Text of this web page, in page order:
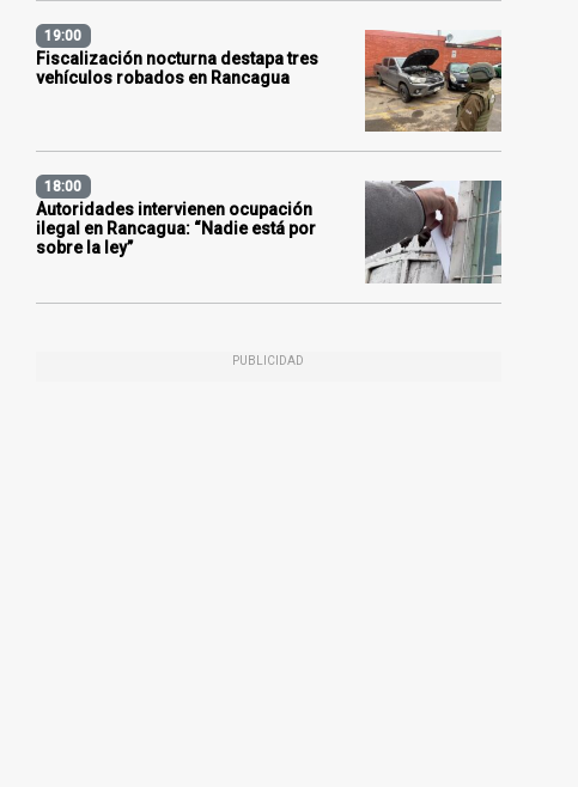
19:00
Fiscalización nocturna destapa tres
vehículos robados en Rancagua
18:00
Autoridades intervienen ocupación
ilegal en Rancagua: “Nadie está por
sobre la ley”
PUBLICIDAD